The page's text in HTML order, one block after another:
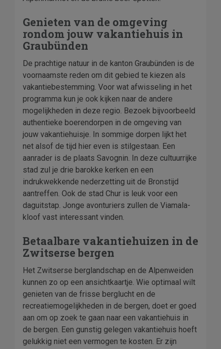
Genieten van de omgeving
rondom jouw vakantiehuis in
Graubünden
De prachtige natuur in de kanton Graubünden is de
voornaamste reden om dit gebied te kiezen als
vakantiebestemming. Voor wat afwisseling in het
programma kun je ook kijken naar de andere
mogelijkheden in deze regio. Bezoek bijvoorbeeld
authentieke boerendorpen in de omgeving van
jouw vakantiehuisje. In sommige dorpen lijkt het
net alsof de tijd hier even is stilgestaan. Een
aanrader is de plaats Savognin. In deze cultuurrijke
stad zul je drie barokke kerken en een
indrukwekkende nederzetting uit de Bronstijd
aantreffen. Ook de stad Chur is leuk voor een
daguitstap. Jonge avonturiers zullen de Viamala-
kloof vast interessant vinden.
Betaalbare vakantiehuizen in de
Zwitserse bergen
Het Zwitserse berglandschap en de Alpenweiden
kunnen zo op een ansichtkaartje. Wie optimaal wilt
genieten van de frisse berglucht en de
recreatiemogelijkheden in de bergen, doet er goed
aan om op zoek te gaan naar een vakantiehuis in
de bergen. Een gunstig gelegen vakantiehuis hoeft
gelukkig niet een vermogen te kosten. Er zijn